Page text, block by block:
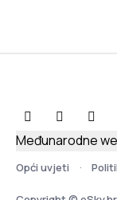
Opći uvjeti
Međunarodne